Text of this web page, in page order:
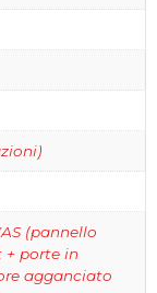
(pannello
+ porte in
agganciato